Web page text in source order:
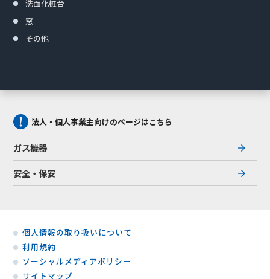
洗面化粧台
窓
その他
法人・個人事業主向けのページはこちら
ガス機器
安全・保安
個人情報の取り扱いについて
利用規約
ソーシャルメディアポリシー
サイトマップ